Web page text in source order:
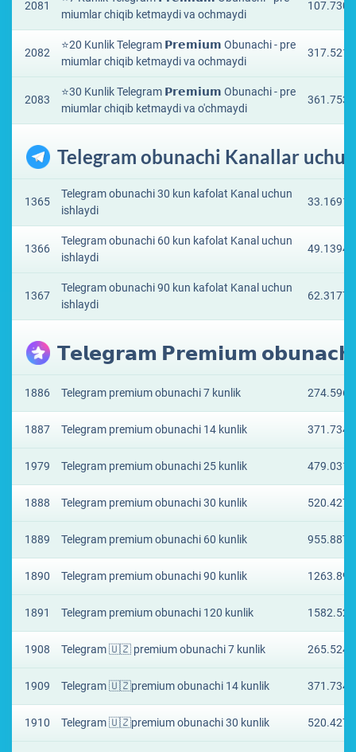
2081
miumlar chiqib ketmaydi va ochmaydi
2082
⭐️20 Kunlik Telegram 𝗣𝗿𝗲𝗺𝗶𝘂𝗺 Obunachi - pre
miumlar chiqib ketmaydi va ochmaydi
2083
⭐️30 Kunlik Telegram 𝗣𝗿𝗲𝗺𝗶𝘂𝗺 Obunachi - pre
miumlar chiqib ketmaydi va o'chmaydi
Telegram obunachi Kanallar uchun
1365
Telegram obunachi 30 kun kafolat Kanal uchun
ishlaydi
33.1691
1366
Telegram obunachi 60 kun kafolat Kanal uchun
ishlaydi
49.1394
1367
Telegram obunachi 90 kun kafolat Kanal uchun
ishlaydi
62.3177
𝗧𝗲𝗹𝗲𝗴𝗿𝗮𝗺 𝗣𝗿𝗲𝗺𝗶𝘂𝗺 𝗼𝗯𝘂𝗻𝗮𝗰𝗵𝗶
1886 Telegram premium obunachi 7 kunlik
1887 Telegram premium obunachi 14 kunlik
1979 Telegram premium obunachi 25 kunlik
1888 Telegram premium obunachi 30 kunlik
1889 Telegram premium obunachi 60 kunlik
1890 Telegram premium obunachi 90 kunlik
1891 Telegram premium obunachi 120 kunlik
1908 Telegram 🇺🇿 premium obunachi 7 kunlik
1909 Telegram 🇺🇿premium obunachi 14 kunlik
1910 Telegram 🇺🇿premium obunachi 30 kunlik